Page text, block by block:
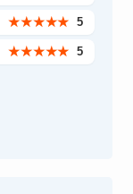
★★★★★ 5
★★★★★ 5